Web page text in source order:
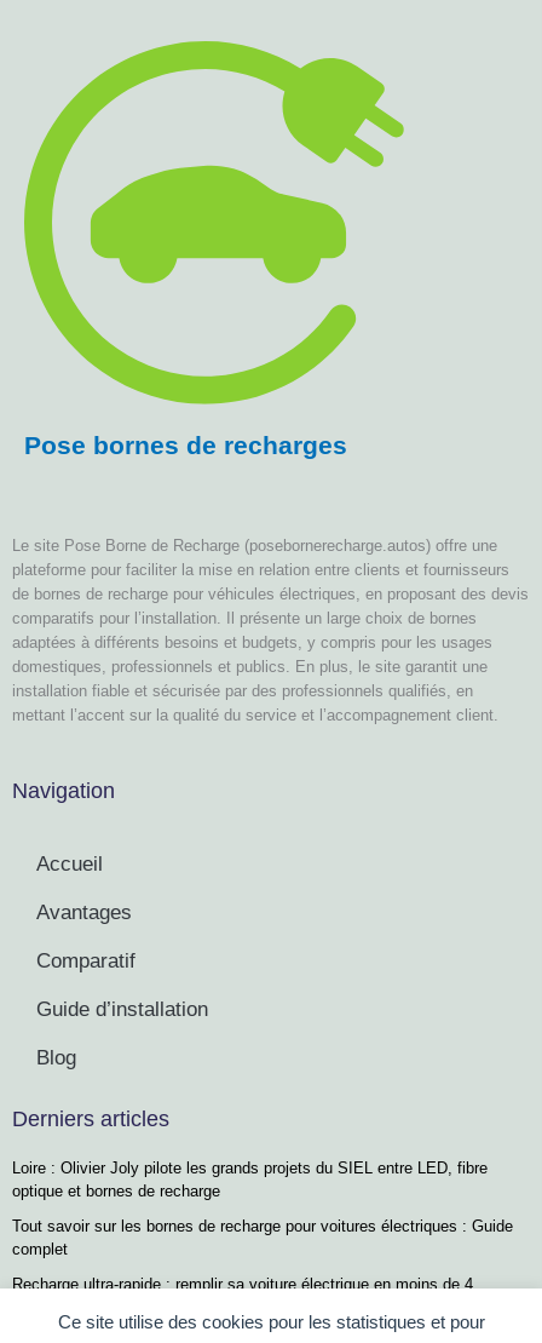
Ce site utilise des cookies pour les statistiques et pour
Pose bornes de recharges
Le site Pose Borne de Recharge (posebornerecharge.autos) offre une
plateforme pour faciliter la mise en relation entre clients et fournisseurs
de bornes de recharge pour véhicules électriques, en proposant des devis
comparatifs pour l’installation. Il présente un large choix de bornes
adaptées à différents besoins et budgets, y compris pour les usages
domestiques, professionnels et publics. En plus, le site garantit une
installation fiable et sécurisée par des professionnels qualifiés, en
mettant l’accent sur la qualité du service et l’accompagnement client.
Navigation
Accueil
Avantages
Comparatif
Guide d’installation
Blog
Derniers articles
Loire : Olivier Joly pilote les grands projets du SIEL entre LED, fibre
optique et bornes de recharge
Tout savoir sur les bornes de recharge pour voitures électriques : Guide
complet
Recharge ultra-rapide : remplir sa voiture électrique en moins de 4